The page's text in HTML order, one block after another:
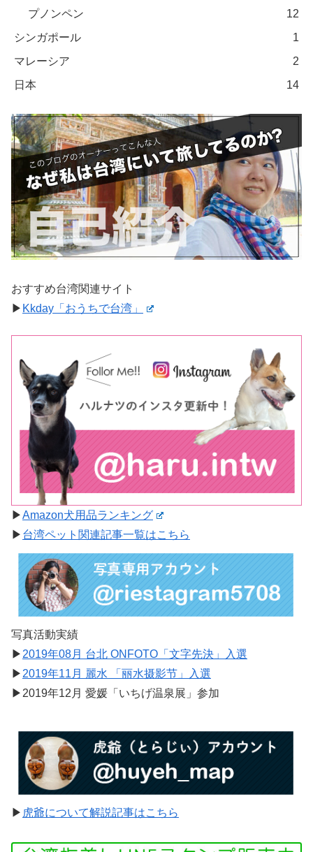
プノンペン
12
シンガポール
1
マレーシア
2
日本
14
おすすめ台湾関連サイト
▶︎ Kkday「おうちで台湾」
▶︎Amazon犬用品ランキング
▶︎ 台湾ペット関連記事一覧はこちら
写真活動実績
▶︎ 2019年08月 台北 ONFOTO「文字先決」入選
▶︎ 2019年11月 麗水 「丽水摄影节」入選
▶︎2019年12月 愛媛「いちげ温泉展」参加
▶︎ 虎爺について解説記事はこちら